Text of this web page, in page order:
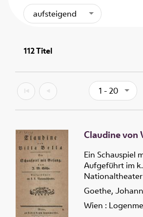
aufsteigend
112Titel
1 - 20
Claudine von
Ein Schauspiel
Aufgeführt im
Nationaltheater
Goethe,
Wien :